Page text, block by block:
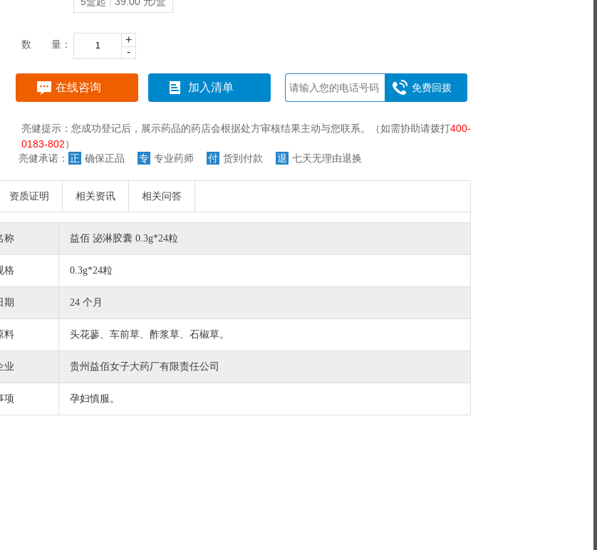
数 量：
+
-
在线咨询 加入清单 免费回拨
亮健提示：您成功登记后，展示药品的药店会根据处方审核结果主动与您联系。（如需协助请拨打400-
0183-802）
亮健承诺： 正 确保正品 专 专业药师 付 货到付款 退 七天无理由退换
资质证明 相关资讯 相关问答
称 益佰 泌淋胶囊 0.3g*24粒
格 0.3g*24粒
期 24 个月
料 头花蓼、车前草、酢浆草、石椒草。
业 贵州益佰女子大药厂有限责任公司
项 孕妇慎服。